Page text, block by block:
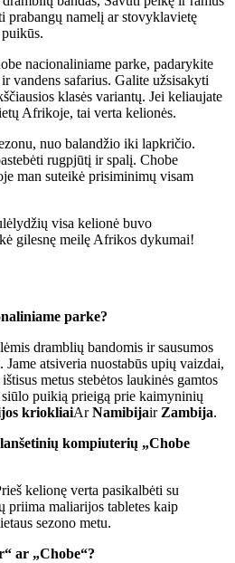
prabangų namelį ar stovyklavietę
nacionaliniame parke, padarykite
vandens safarius. Galite užsisakyti
klasės variantų. Jei keliaujate
Afrikoje, tai verta kelionės.
nuo balandžio iki lapkričio.
rugpjūtį ir spalį. Chobe
man suteikė prisiminimų visam
visa kelionė buvo
gilesnę meilę Afrikos dykumai!
parke?
dramblių bandomis ir sausumos
atsiveria nuostabūs upių vaizdai,
metus stebėtos laukinės gamtos
siūlo puikią prieigą prie kaimyninių
kriokliaiArNamibijair Zambija.
kompiuterių „Chobe
kelionę verta pasikalbėti su
priima maliarijos tabletes kaip
sezono metu.
ar „Chobe“?